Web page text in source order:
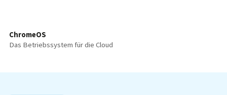
ChromeOS
Das Betriebssystem für die Cloud